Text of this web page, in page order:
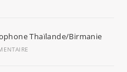
Thaïlande/Birmanie